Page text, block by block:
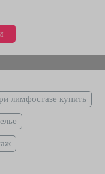
лимфостазе купить